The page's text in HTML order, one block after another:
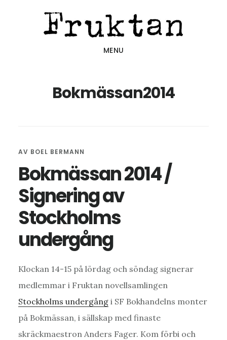
MENU
Bokmässan2014
AV BOEL BERMANN
Bokmässan 2014 /
Signering av
Stockholms
undergång
Klockan 14-15 på lördag och söndag signerar
medlemmar i Fruktan novellsamlingen
Stockholms undergångi SF Bokhandelns monter
på Bokmässan, i sällskap med finaste
skräckmaestron Anders Fager. Kom förbi och